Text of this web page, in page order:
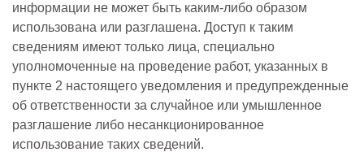
информации не может быть каким-либо образом
использована или разглашена. Доступ к таким
сведениям имеют только лица, специально
уполномоченные на проведение работ, указанных в
пункте 2 настоящего уведомления и предупрежденные
об ответственности за случайное или умышленное
разглашение либо несанкционированное
использование таких сведений.